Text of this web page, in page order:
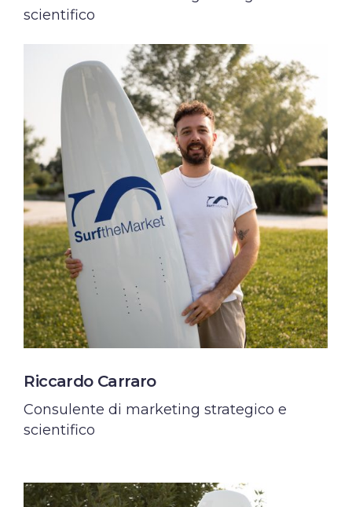
scientifico
Riccardo Carraro
Consulente di marketing strategico e
scientifico